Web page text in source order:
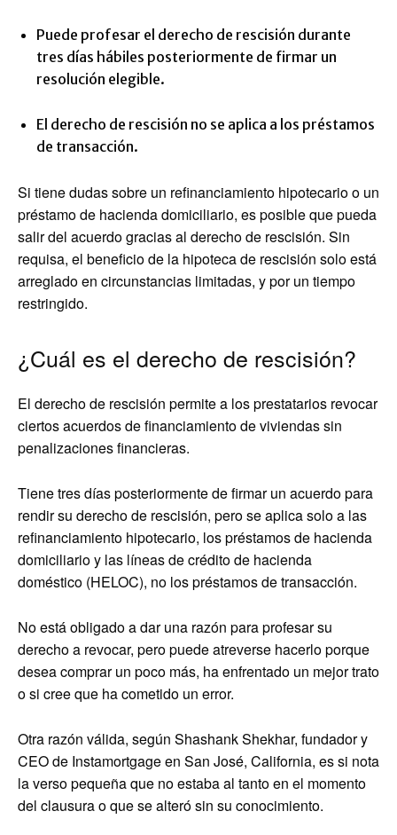
Puede profesar el derecho de rescisión durante
tres días hábiles posteriormente de firmar un
resolución elegible.
El derecho de rescisión no se aplica a los préstamos
de transacción.
Si tiene dudas sobre un refinanciamiento hipotecario o un
préstamo de hacienda domiciliario, es posible que pueda
salir del acuerdo gracias al derecho de rescisión. Sin
requisa, el beneficio de la hipoteca de rescisión solo está
arreglado en circunstancias limitadas, y por un tiempo
restringido.
¿Cuál es el derecho de rescisión?
El derecho de rescisión permite a los prestatarios revocar
ciertos acuerdos de financiamiento de viviendas sin
penalizaciones financieras.
Tiene tres días posteriormente de firmar un acuerdo para
rendir su derecho de rescisión, pero se aplica solo a las
refinanciamiento hipotecario, los préstamos de hacienda
domiciliario y las líneas de crédito de hacienda
doméstico (HELOC), no los préstamos de transacción.
No está obligado a dar una razón para profesar su
derecho a revocar, pero puede atreverse hacerlo porque
desea comprar un poco más, ha enfrentado un mejor trato
o si cree que ha cometido un error.
Otra razón válida, según Shashank Shekhar, fundador y
CEO de Instamortgage en San José, California, es si nota
la verso pequeña que no estaba al tanto en el momento
del clausura o que se alteró sin su conocimiento.